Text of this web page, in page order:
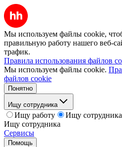
Мы используем файлы cookie,
правильную работу нашего веб-
трафик.
Правила использования файлов
Мы используем файлы cookie.
файлов cookie
Понятно
Ищу сотрудника
Ищу работу
Ищу сотрудника
Ищу сотрудника
Сервисы
Помощь